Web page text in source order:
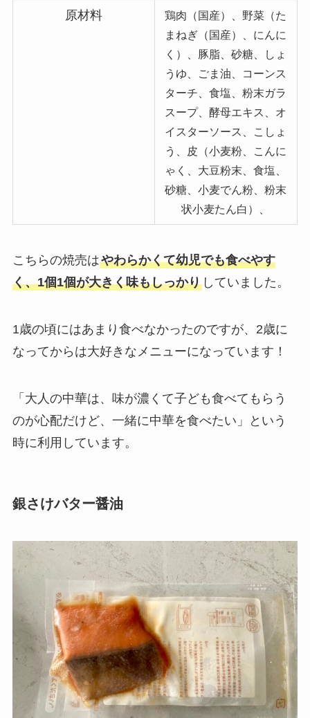
原材料
鶏肉（国産）、野菜（た
まねぎ（国産）、にんに
く）、豚脂、砂糖、しょ
うゆ、ごま油、コーンス
ターチ、食塩、粉末ガラ
スープ、酵母エキス、オ
イスターソース、こしょ
う、皮（小麦粉、こんに
ゃく、大豆粉末、食塩、
砂糖、小麦でん粉、粉末
状小麦たん白）、
こちらの焼売はやわらかくて幼児でも食べやす
く、1個1個が大きく味もしっかりしていました。
1歳の頃にはあまり食べなかったのですが、2歳に
なってからは大好きなメニューになっています！
「大人の中華は、味が濃くて子ども食べてもらう
のが心配だけど、一緒に中華を食べたい」という
時に利用しています。
銀さけバター醤油